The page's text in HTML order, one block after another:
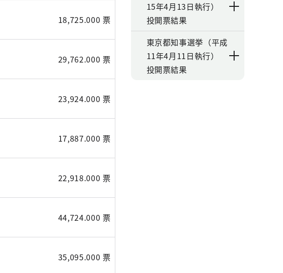
18,725.000 票
29,762.000 票
23,924.000 票
17,887.000 票
22,918.000 票
44,724.000 票
35,095.000 票
15年4月13日執行）
投開票結果
東京都知事選挙（平成
11年4月11日執行）
投開票結果